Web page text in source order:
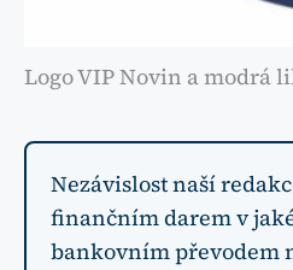
Logo VIP Novin a modrá
Nezávislost naší
finančním darem v
bankovním převodem